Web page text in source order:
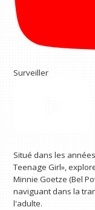
Surveiller
Situé dans les
Teenage Girl»,
Minnie Goetze (Bel
naviguant dans la
l'adulte.